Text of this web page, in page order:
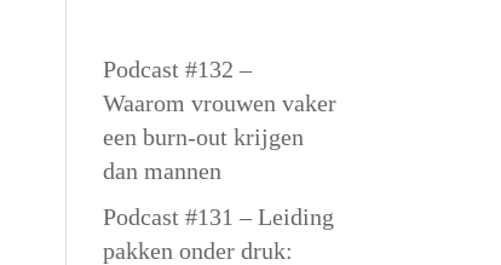
Podcast #132 –
Waarom vrouwen vaker
een burn-out krijgen
dan mannen
Podcast #131 – Leiding
pakken onder druk: